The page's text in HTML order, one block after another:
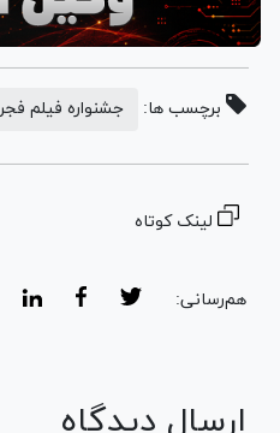
برچسب ها: جشنواره فیلم فجر
لینک کوتاه
هم‌رسانی:
ارسال دیدگاه